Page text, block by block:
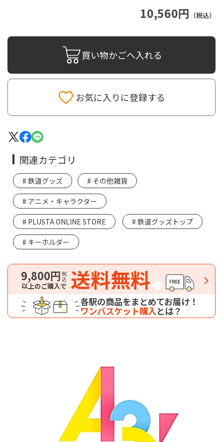
10,560円 （税込）
買い物かごへ入れる
お気に入りに登録する
関連カテゴリ
鉄道グッズ その他雑貨
アニメ・キャラクター
PLUSTA ONLINE STORE 鉄道グッズトップ
キーホルダー
9,800円税込
以上のご購入で 送料無料
各駅の商品をまとめてお届け！
ワンバスケット購入とは？